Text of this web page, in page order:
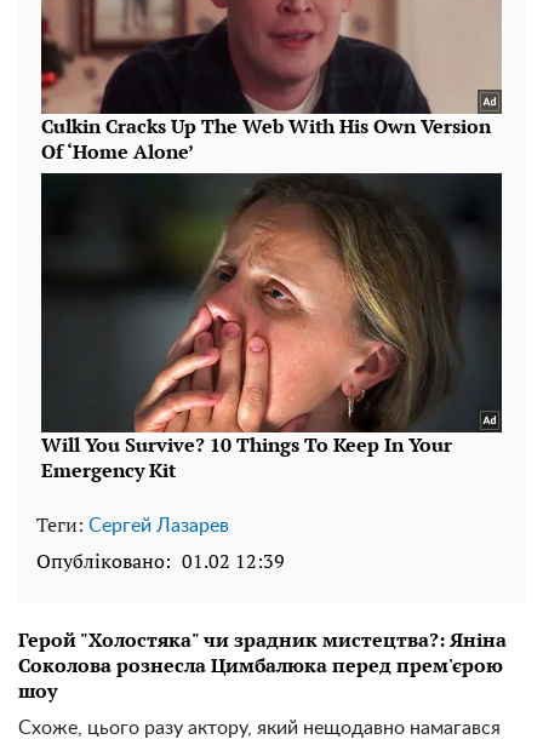
Теги: Сергей Лазарев
Опубліковано: 01.02 12:39
Герой "Холостяка" чи зрадник мистецтва?: Яніна
Соколова рознесла Цимбалюка перед прем'єрою
шоу
Схоже, цього разу актору, який нещодавно намагався